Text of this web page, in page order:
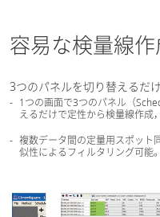
容易な検量線
3つのパネルを切り替えるだ
1つの画面で3つのパネル（
えるだけで定性から検量線作成
複数データ間の定量用スポット
似性によるフィルタリング可能。